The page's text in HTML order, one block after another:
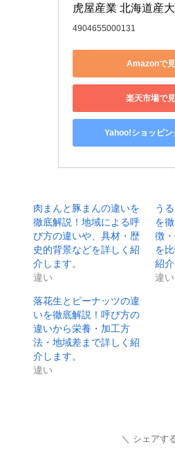
虎屋産業 北海道産
4904655000131
Amazonで
楽天市場で
Yahoo!ショッピン
肉まんと豚まんの違いを
徹底解説！地域による呼
び方の違いや、具材・歴
史的背景などを詳しく紹
介します。
違い
う
を
徴
を
紹介
違い
落花生とピーナッツの違
いを徹底解説！呼び方の
違いから栄養・加工方
法・地域差まで詳しく紹
介します。
違い
シェアす